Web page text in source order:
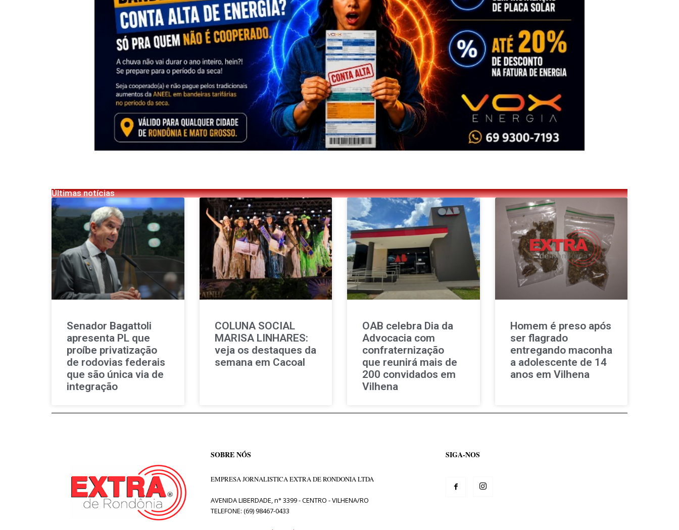
Últimas notícias
Senador Bagattoli
apresenta PL que
proíbe privatização
de rodovias federais
que são única via de
integração
COLUNA SOCIAL
MARISA LINHARES:
veja os destaques da
semana em Cacoal
OAB celebra Dia da
Advocacia com
confraternização
que reunirá mais de
200 convidados em
Vilhena
Homem é preso após
ser flagrado
entregando maconha
a adolescente de 14
anos em Vilhena
SOBRE NÓS
EMPRESA JORNALISTICA EXTRA DE RONDONIA LTDA
AVENIDA LIBERDADE, n° 3399 - CENTRO - VILHENA/RO
TELEFONE: (69) 98467-0433
SIGA-NOS